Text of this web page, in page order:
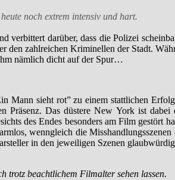
noch extrem intensiv und hart.
verbittert darüber, dass die Polizei
den zahlreichen Kriminellen der Stadt.
nämlich dicht auf der Spur…
Mann sieht rot” zu einem stattlichen
Präsenz. Das düstere New York ist
des Endes besonders am Film
wenngleich die
in den jeweiligen Szenen
beachtlichem Filmalter sehen lassen.